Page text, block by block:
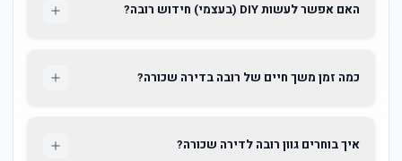
האם אפשר לעשות DIY (בעצמי) חידוש רובה?
כמה זמן משך חיים של רובה בדירה שכורה?
איך בוחרים גוון רובה לדירה שכורה?